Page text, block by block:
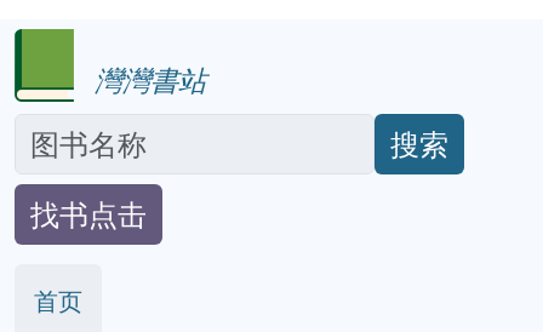
灣灣書站
搜索
找书点击
首页